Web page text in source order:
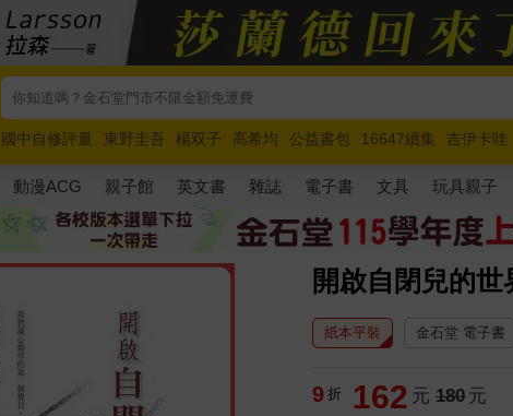
國中自修評量 東野圭吾 楊双子 高希均 公益書包 16647續集 吉伊卡哇
唯紅花綻放
奧德賽 路邊攤新作 馬斯克 玩具總動員5 超慢跑
動漫ACG 親子館 英文書 雜誌 電子書 文具 玩具親子
開啟自閉兒的
紙本平裝 金石堂 電子書
9 折 162 元 180 元